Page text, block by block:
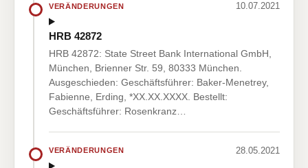
VERÄNDERUNGEN 10.07.2021
HRB 42872
HRB 42872: State Street Bank International GmbH,
München, Brienner Str. 59, 80333 München.
Ausgeschieden: Geschäftsführer: Baker-Menetrey,
Fabienne, Erding, *XX.XX.XXXX. Bestellt:
Geschäftsführer: Rosenkranz…
VERÄNDERUNGEN 28.05.2021